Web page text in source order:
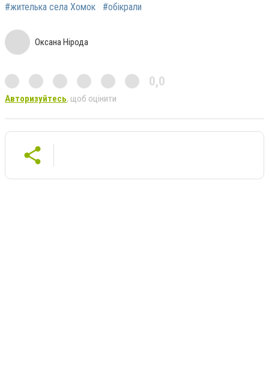
#жителька села Хомок #обікрали
Оксана Нірода
0,0
Авторизуйтесь, щоб оцінити